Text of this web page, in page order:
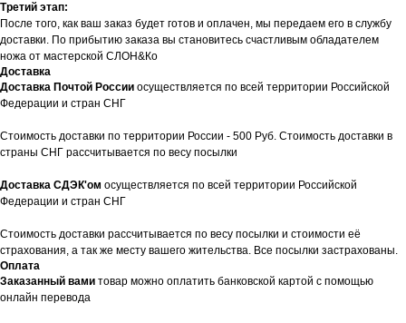
Третий этап:
После того, как ваш заказ будет готов и оплачен, мы передаем его в службу
доставки. По прибытию заказа вы становитесь счастливым обладателем
ножа от мастерской СЛОН&Ко
Доставка
Доставка Почтой России осуществляется по всей территории Российской
Федерации и стран СНГ
Стоимость доставки по территории России - 500 Руб. Стоимость доставки в
страны СНГ рассчитывается по весу посылки
Доставка СДЭК'ом осуществляется по всей территории Российской
Федерации и стран СНГ
Стоимость доставки рассчитывается по весу посылки и стоимости её
страхования, а так же месту вашего жительства. Все посылки застрахованы.
Оплата
Заказанный вами товар можно оплатить банковской картой с помощью
онлайн перевода